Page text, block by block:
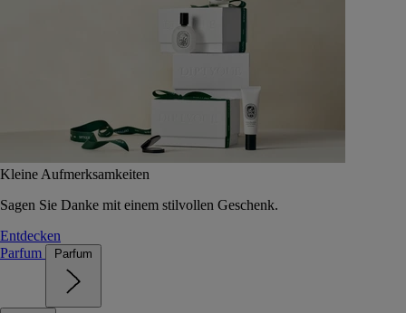
Kleine Aufmerksamkeiten
Sagen Sie Danke mit einem stilvollen Geschenk.
Entdecken
Parfum
Parfum